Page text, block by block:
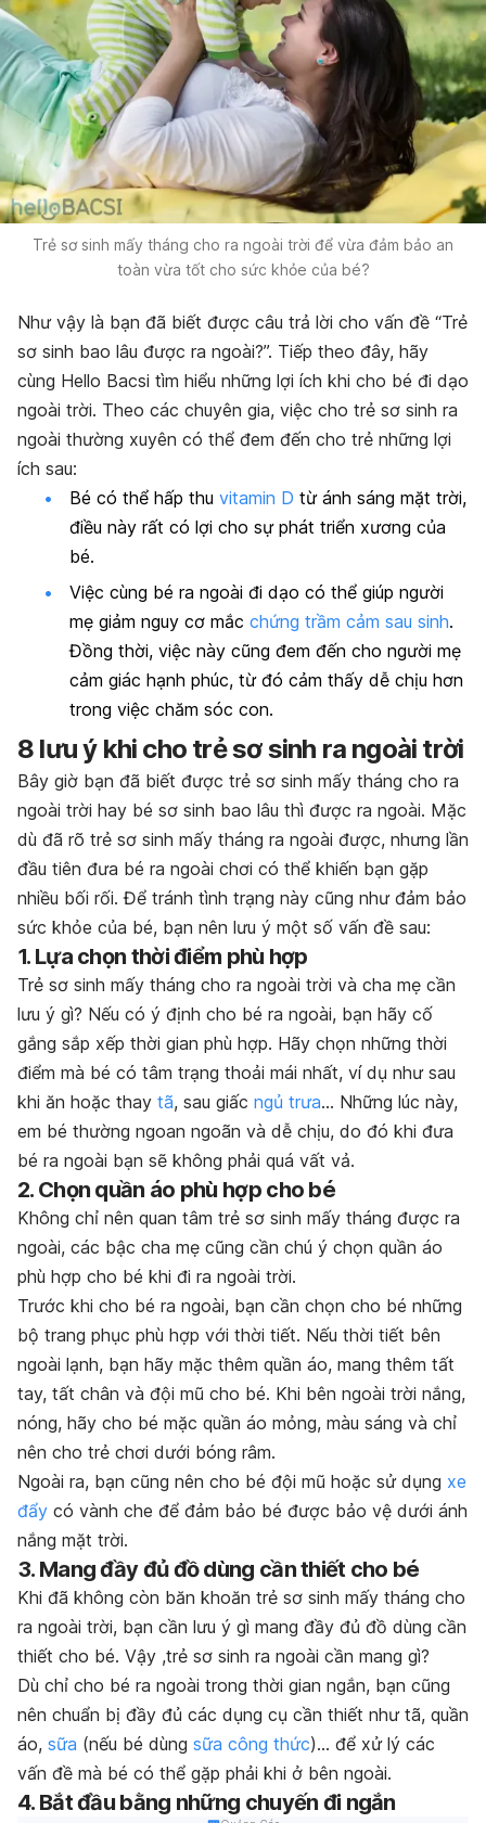
Trẻ sơ sinh mấy tháng cho ra ngoài trời để vừa đảm bảo an
toàn vừa tốt cho sức khỏe của bé?
Như vậy là bạn đã biết được câu trả lời cho vấn đề “Trẻ
sơ sinh bao lâu được ra ngoài?”. Tiếp theo đây, hãy
cùng Hello Bacsi tìm hiểu những lợi ích khi cho bé đi dạo
ngoài trời. Theo các chuyên gia, việc cho trẻ sơ sinh ra
ngoài thường xuyên có thể đem đến cho trẻ những lợi
ích sau:
Bé có thể hấp thu vitamin D từ ánh sáng mặt trời,
điều này rất có lợi cho sự phát triển xương của
bé.
Việc cùng bé ra ngoài đi dạo có thể giúp người
mẹ giảm nguy cơ mắc chứng trầm cảm sau sinh.
Đồng thời, việc này cũng đem đến cho người mẹ
cảm giác hạnh phúc, từ đó cảm thấy dễ chịu hơn
trong việc chăm sóc con.
8 lưu ý khi cho trẻ sơ sinh ra ngoài trời
Bây giờ bạn đã biết được trẻ sơ sinh mấy tháng cho ra
ngoài trời hay bé sơ sinh bao lâu thì được ra ngoài. Mặc
dù đã rõ trẻ sơ sinh mấy tháng ra ngoài được, nhưng lần
đầu tiên đưa bé ra ngoài chơi có thể khiến bạn gặp
nhiều bối rối. Để tránh tình trạng này cũng như đảm bảo
sức khỏe của bé, bạn nên lưu ý một số vấn đề sau:
1. Lựa chọn thời điểm phù hợp
Trẻ sơ sinh mấy tháng cho ra ngoài trời và cha mẹ cần
lưu ý gì? Nếu có ý định cho bé ra ngoài, bạn hãy cố
gắng sắp xếp thời gian phù hợp. Hãy chọn những thời
điểm mà bé có tâm trạng thoải mái nhất, ví dụ như sau
khi ăn hoặc thay tã, sau giấc ngủ trưa… Những lúc này,
em bé thường ngoan ngoãn và dễ chịu, do đó khi đưa
bé ra ngoài bạn sẽ không phải quá vất vả.
2. Chọn quần áo phù hợp cho bé
Không chỉ nên quan tâm trẻ sơ sinh mấy tháng được ra
ngoài, các bậc cha mẹ cũng cần chú ý chọn quần áo
phù hợp cho bé khi đi ra ngoài trời.
Trước khi cho bé ra ngoài, bạn cần chọn cho bé những
bộ trang phục phù hợp với thời tiết. Nếu thời tiết bên
ngoài lạnh, bạn hãy mặc thêm quần áo, mang thêm tất
tay, tất chân và đội mũ cho bé. Khi bên ngoài trời nắng,
nóng, hãy cho bé mặc quần áo mỏng, màu sáng và chỉ
nên cho trẻ chơi dưới bóng râm.
Ngoài ra, bạn cũng nên cho bé đội mũ hoặc sử dụng xe
đẩy có vành che để đảm bảo bé được bảo vệ dưới ánh
nắng mặt trời.
3. Mang đầy đủ đồ dùng cần thiết cho bé
Khi đã không còn băn khoăn trẻ sơ sinh mấy tháng cho
ra ngoài trời, bạn cần lưu ý gì mang đầy đủ đồ dùng cần
thiết cho bé. Vậy ,trẻ sơ sinh ra ngoài cần mang gì?
Dù chỉ cho bé ra ngoài trong thời gian ngắn, bạn cũng
nên chuẩn bị đầy đủ các dụng cụ cần thiết như tã, quần
áo, sữa (nếu bé dùng sữa công thức)… để xử lý các
vấn đề mà bé có thể gặp phải khi ở bên ngoài.
4. Bắt đầu bằng những chuyến đi ngắn